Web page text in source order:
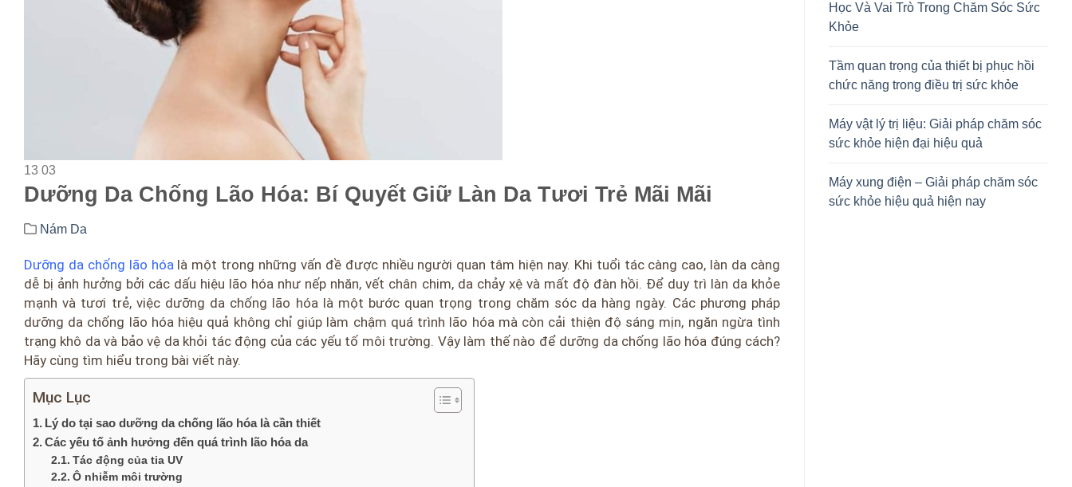
13 03
Dưỡng Da Chống Lão Hóa: Bí Quyết Giữ Làn Da Tươi Trẻ Mãi Mãi
Nám Da
Dưỡng da chống lão hóa là một trong những vấn đề được nhiều người quan tâm hiện nay. Khi tuổi tác càng cao, làn da càng
dễ bị ảnh hưởng bởi các dấu hiệu lão hóa như nếp nhăn, vết chân chim, da chảy xệ và mất độ đàn hồi. Để duy trì làn da khỏe
mạnh và tươi trẻ, việc dưỡng da chống lão hóa là một bước quan trọng trong chăm sóc da hàng ngày. Các phương pháp
dưỡng da chống lão hóa hiệu quả không chỉ giúp làm chậm quá trình lão hóa mà còn cải thiện độ sáng mịn, ngăn ngừa tình
trạng khô da và bảo vệ da khỏi tác động của các yếu tố môi trường. Vậy làm thế nào để dưỡng da chống lão hóa đúng cách?
Hãy cùng tìm hiểu trong bài viết này.
Mục Lục
Lý do tại sao dưỡng da chống lão hóa là cần thiết
Các yếu tố ảnh hưởng đến quá trình lão hóa da
Tác động của tia UV
Ô nhiễm môi trường
Học Và Vai Trò Trong Chăm Sóc Sức
Khỏe
Tầm quan trọng của thiết bị phục hồi
chức năng trong điều trị sức khỏe
Máy vật lý trị liệu: Giải pháp chăm sóc
sức khỏe hiện đại hiệu quả
Máy xung điện – Giải pháp chăm sóc
sức khỏe hiệu quả hiện nay